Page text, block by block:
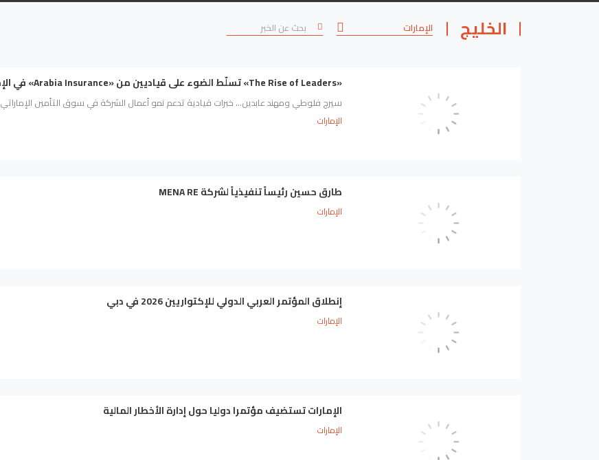
الخليج
«The Rise of Leaders» تسلّط الضوء على قياديين من «Arabia Insurance» في الإمارات
سيرج فلوطي ومهند عابدين... خبرات قيادية تدعم نمو أعمال الشركة في سوق التأمين الإماراتي
الإمارات
طارق حسين رئيساً تنفيذياً لشركة MENA RE
الإمارات
إنطلاق المؤتمر العربي الدولي للإكتواريين 2026 في دبي
الإمارات
الإمارات تستضيف مؤتمرا دوليا حول إدارة الأخطار المالية
الإمارات